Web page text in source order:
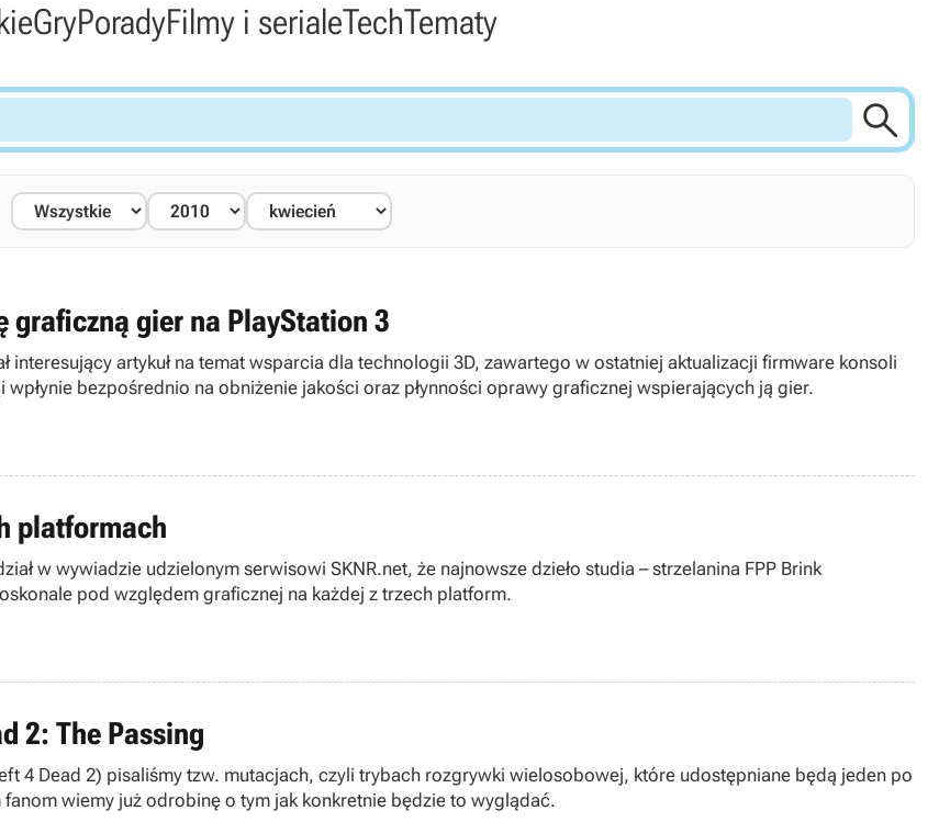
GryPoradyFilmy i serialeTechTematy

graficzną gier na PlayStation 3
interesujący artykuł na temat wsparcia dla technologii 3D, zawartego w ostatniej aktualizacji firmware konsoli
bezpośrednio na obniżenie jakości oraz płynności oprawy graficznej wspierających ją gier.
platformach
w wywiadzie udzielonym serwisowi SKNR.net, że najnowsze dzieło studia – strzelanina FPP Brink
pod względem graficznej na każdej z trzech platform.
2: The Passing
4 Dead 2) pisaliśmy tzw. mutacjach, czyli trybach rozgrywki wielosobowej, które udostępniane będą jeden po
wiemy już odrobinę o tym jak konkretnie będzie to wyglądać.